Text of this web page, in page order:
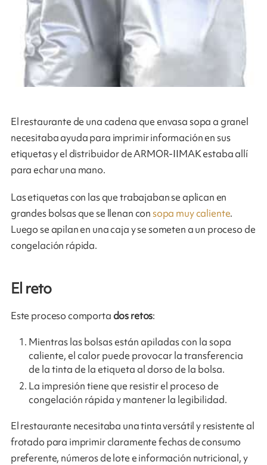
El restaurante de una cadena que envasa sopa a granel
necesitaba ayuda para imprimir información en sus
etiquetas y el distribuidor de ARMOR-IIMAK estaba allí
para echar una mano.
Las etiquetas con las que trabajaban se aplican en
grandes bolsas que se llenan consopa muy caliente.
Luego se apilan en una caja y se someten a un proceso de
congelación rápida.
El reto
Este proceso comportados retos:
Mientras las bolsas están apiladas con la sopa
caliente, el calor puede provocar la transferencia
de la tinta de la etiqueta al dorso de la bolsa.
La impresión tiene que resistir el proceso de
congelación rápida y mantener la legibilidad.
El restaurante necesitaba una tinta versátil y resistente al
frotado para imprimir claramente fechas de consumo
preferente, números de lote e información nutricional, y